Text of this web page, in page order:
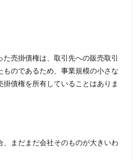
売掛債権は、取引先への販売取引
ものであるため、事業規模の小さな
債権を所有していることはありま
、まだまだ会社そのものが大きいわ